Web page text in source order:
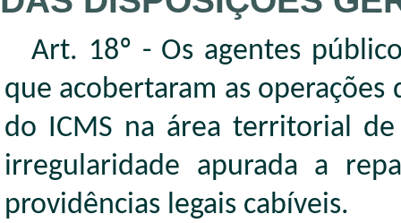
Art. 18º - Os agentes
que acobertaram as
do ICMS na área territorial
irregularidade apurada a
providências legais cabíveis.